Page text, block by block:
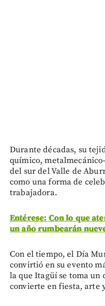
Durante décadas, su
químico,
del sur del Valle de
como una forma de
trabajadora.
Entérese: Con lo que
un año rumbearán
Con el tiempo, el Día
convirtió en su evento
la que Itagüí se toma un
convierte en fiesta, arte